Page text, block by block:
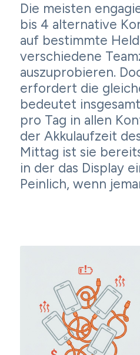
Die meisten
bis 4 alternative
auf bestimmte
verschiedene
auszuprobieren.
erfordert die
bedeutet
pro Tag in allen
der Akkulaufzeit
Mittag ist sie
in der das Display
Peinlich, wenn